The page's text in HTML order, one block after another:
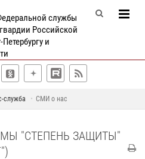
службы
Российской
и
служба СМИ о нас
"СТЕПЕНЬ ЗАЩИТЫ"